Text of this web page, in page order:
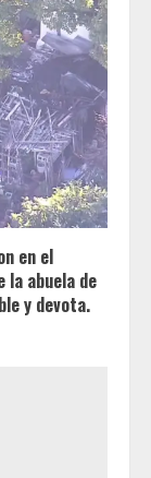
en el
la abuela de
y devota.